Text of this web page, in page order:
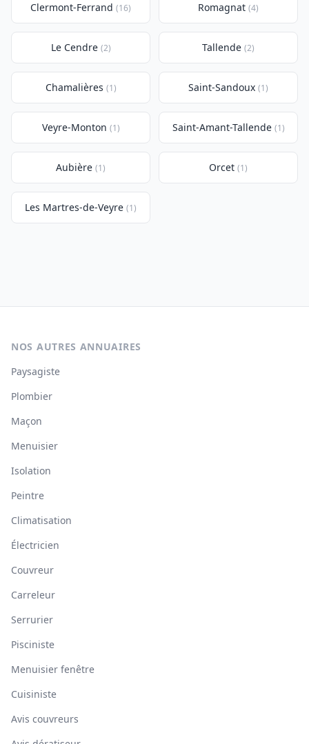
Clermont-Ferrand (16) Romagnat (4)
Le Cendre (2) Tallende (2)
Chamalières (1) Saint-Sandoux (1)
Veyre-Monton (1) Saint-Amant-Tallende (1)
Aubière (1) Orcet (1)
Les Martres-de-Veyre (1)
NOS AUTRES ANNUAIRES
Paysagiste
Plombier
Maçon
Menuisier
Isolation
Peintre
Climatisation
Électricien
Couvreur
Carreleur
Serrurier
Pisciniste
Menuisier fenêtre
Cuisiniste
Avis couvreurs